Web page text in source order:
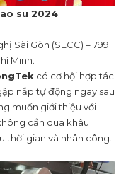
su 2024
Sài Gòn (SECC) – 799
Minh.
có cơ hội hợp tác
nắp tự động ngay sau
muốn giới thiệu với
cần qua khâu
thời gian và nhân công.